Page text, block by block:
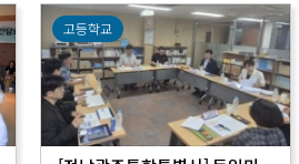
고등학교